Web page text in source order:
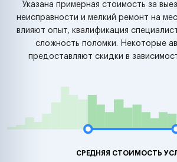
Указана примерная стоимость за
неисправности и мелкий ремонт на
влияют опыт, квалификация
сложность поломки. Некоторые
предоставляют скидки в
СРЕДНЯЯ СТОИМОСТЬ